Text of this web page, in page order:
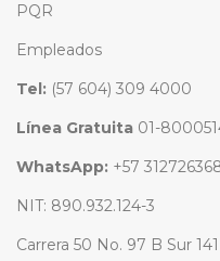
PQR
Empleados
Tel: (57 604) 309 4000
Línea Gratuita 01-
WhatsApp: +57
NIT: 890.932.124-3
Carrera 50 No. 97 B Sur